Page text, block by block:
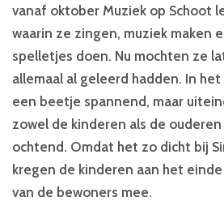
vanaf oktober Muziek op Schoot
waarin ze zingen, muziek maken
spelletjes doen. Nu mochten ze
allemaal al geleerd hadden. In
een beetje spannend, maar
zowel de kinderen als de
ochtend. Omdat het zo dicht bij
kregen de kinderen aan het
van de bewoners mee.